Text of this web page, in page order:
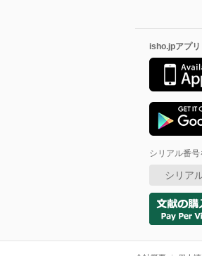
isho.jpアプリ
シリアル番
シリア